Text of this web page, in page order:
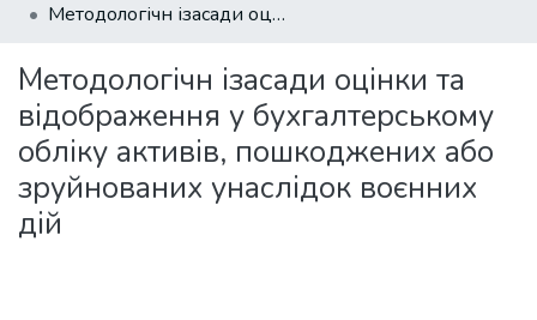
All of DSpace
Statistics
Методологічн ізасади оцінки та відображення у бухгалтерському обліку активів, пошкоджених або зруйнованих унаслідок воєнних дій
Методологічн ізасади оцінки та
відображення у бухгалтерському
обліку активів, пошкоджених або
зруйнованих унаслідок воєнних
дій